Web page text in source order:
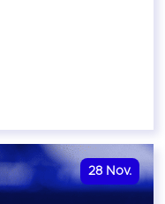
28 Nov.